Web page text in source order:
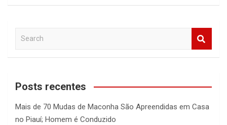
a
c
Posts recentes
Mais de 70 Mudas de Maconha São Apreendidas em Casa
no Piauí; Homem é Conduzido